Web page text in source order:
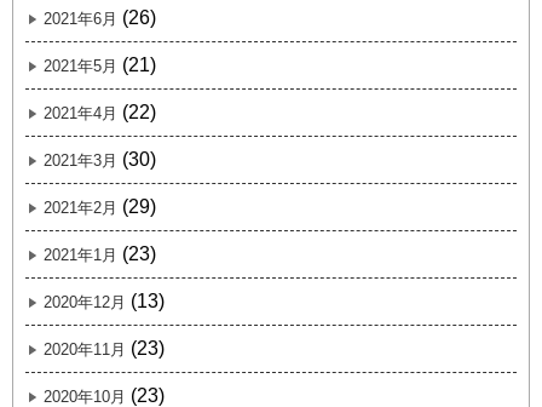
2021年6月 (26)
2021年5月 (21)
2021年4月 (22)
2021年3月 (30)
2021年2月 (29)
2021年1月 (23)
2020年12月 (13)
2020年11月 (23)
2020年10月 (23)